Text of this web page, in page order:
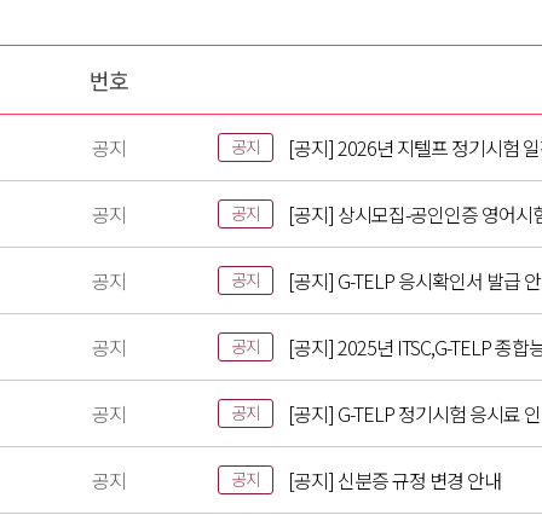
번호
공지 공지 [공지] 2026년 지텔프 정기시험
공지 공지 [공지] 상시모집-공인인증 영어시
공지 공지 [공지] G-TELP 응시확인서 발급
공지 공지 [공지] 2025년 ITSC,G-TELP 종합
공지 공지 [공지] G-TELP 정기시험 응시료
공지 공지 [공지] 신분증 규정 변경 안내